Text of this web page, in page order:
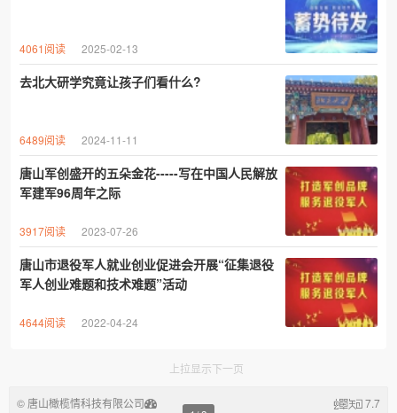
4061阅读 2025-02-13
去北大研学究竟让孩子们看什么?
6489阅读 2024-11-11
唐山军创盛开的五朵金花-----写在中国人民解放
军建军96周年之际
3917阅读 2023-07-26
唐山市退役军人就业创业促进会开展“征集退役
军人创业难题和技术难题”活动
4644阅读 2022-04-24
上拉显示下一页
© 唐山橄榄情科技有限公司 7.7